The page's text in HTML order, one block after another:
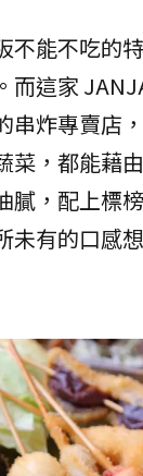
不能不吃的
而這家
串炸專賣店
菜，都能藉
膩，配上標
未有的口感